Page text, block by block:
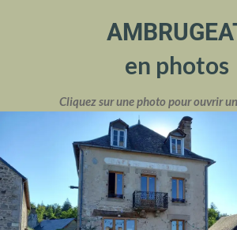
en photos
Cliquez sur une photo pour ouvrir